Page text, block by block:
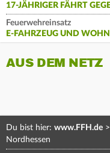
17-JÄHRIGER FÄHRT
Feuerwehreinsatz
E-FAHRZEUG UND
AUS DEM NETZ
Du bist hier: www.FFH.de
Nordhessen